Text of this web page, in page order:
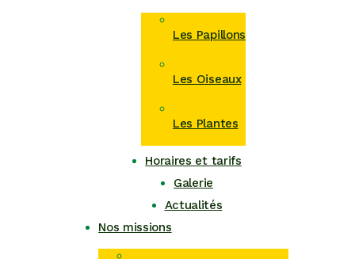
Les Papillons
Les Oiseaux
Les Plantes
Horaires et tarifs
Galerie
Actualités
Nos missions